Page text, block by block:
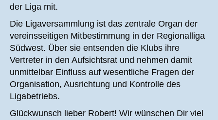
der Liga mit.
Die Ligaversammlung ist das zentrale Organ der
vereinsseitigen Mitbestimmung in der Regionalliga
Südwest. Über sie entsenden die Klubs ihre
Vertreter in den Aufsichtsrat und nehmen damit
unmittelbar Einfluss auf wesentliche Fragen der
Organisation, Ausrichtung und Kontrolle des
Ligabetriebs.
Glückwunsch lieber Robert! Wir wünschen Dir viel